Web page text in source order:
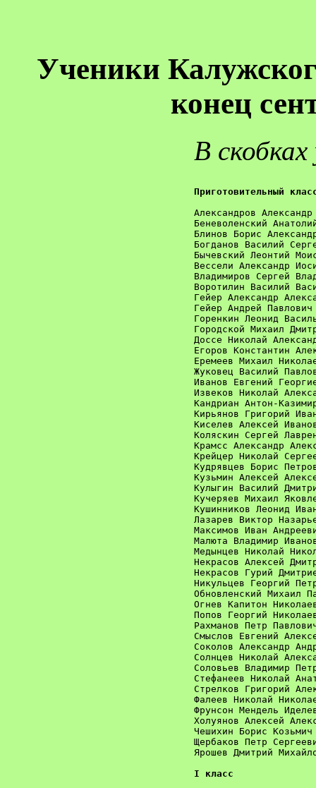
Ученики
конец
В скобках
Приготовительный
Александров
Беневоленский
Блинов Борис
Богданов Василий
Бычевский Леонтий
Вессели Александр
Владимиров Сергей
Воротилин Василий
Гейер Александр
Гейер Андрей
Горенкин Леонид
Городской Михаил
Доссе Николай
Егоров Константин
Еремеев Михаил
Жуковец Василий
Иванов Евгений
Извеков Николай
Кандриан Антон-
Кирьянов Григорий
Киселев Алексей
Коляскин Сергей
Крамсс Александр
Крейцер Николай
Кудрявцев Борис
Кузьмин Алексей
Кулыгин Василий
Кучеряев Михаил
Кушинников Леонид
Лазарев Виктор
Максимов Иван
Малюта Владимир
Медынцев Николай
Некрасов Алексей
Некрасов Гурий
Никульцев Георгий
Обновленский Михаил
Огнев Капитон
Попов Георгий
Рахманов Петр
Смыслов Евгений
Соколов Александр
Солнцев Николай
Соловьев Владимир
Стефанеев Николай
Стрелков Григорий
Фалеев Николай
Фрунсон Мендель
Холуянов Алексей
Чешихин Борис
Щербаков Петр
Ярошев Дмитрий
I класс